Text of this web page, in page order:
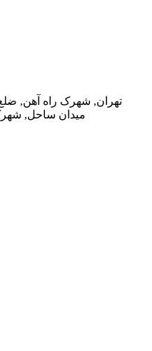
تهران, شهرک راه آهن,
میدان ساحل,